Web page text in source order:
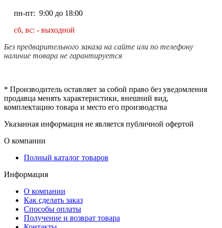
пн-пт: 9:00 до 18:00
сб, вс: - выходной
Без предварительного заказа на сайте или по телефону
наличие товара не гарантируется
* Производитель оставляет за собой право без уведомления
продавца менять характеристики, внешний вид,
комплектацию товара и место его производства
Указанная информация не является публичной офертой
О компании
Полный каталог товаров
Информация
О компании
Как сделать заказ
Способы оплаты
Получение и возврат товара